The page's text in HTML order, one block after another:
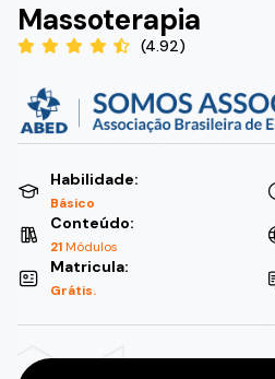
Massoterapia
(4.92)
Habilidade:
Básico
Conteúdo:
21Módulos
Matricula:
Grátis.